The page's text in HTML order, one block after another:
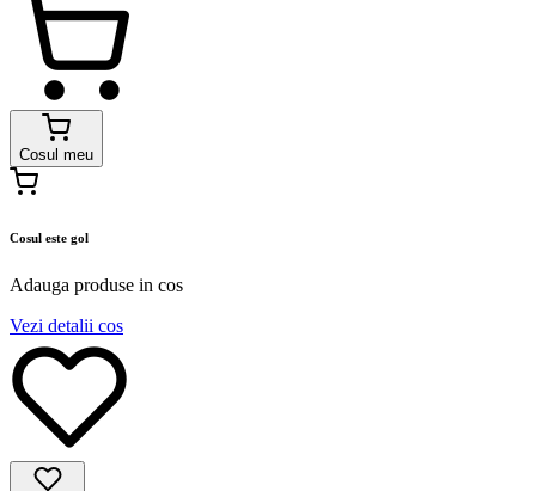
Cosul meu
Cosul este gol
Adauga produse in cos
Vezi detalii cos